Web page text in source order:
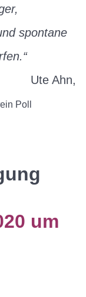
spontane
Poll
um